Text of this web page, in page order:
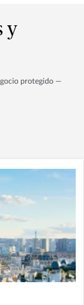
y
protegido —